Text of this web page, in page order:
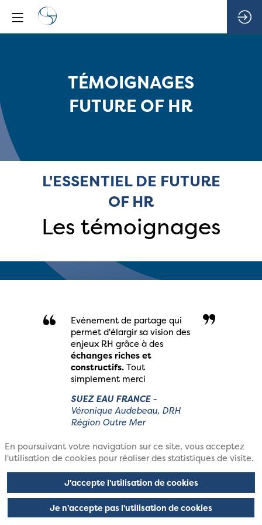
TÉMOIGNAGES
FUTURE OF HR
L'ESSENTIEL DE FUTURE
OF HR
Les témoignages
Evénement de partage qui
permet d'élargir sa vision des
enjeux RH grâce à des
échanges riches et
constructifs. Tout
simplement merci
SUEZ EAU FRANCE -
Véronique Audebeau, DRH
Région Outre Mer
Future of HR porte bien son
nomdu fait de la
contribution des RH à la
transformation de
l'entreprise.
En poursuivant votre navigation sur ce site, vous acceptez
l'utilisation de cookies pour réaliser des statistiques de visite.
J'accepte l'utilisation de cookies
Je n'accepte pas l'utilisation de cookies